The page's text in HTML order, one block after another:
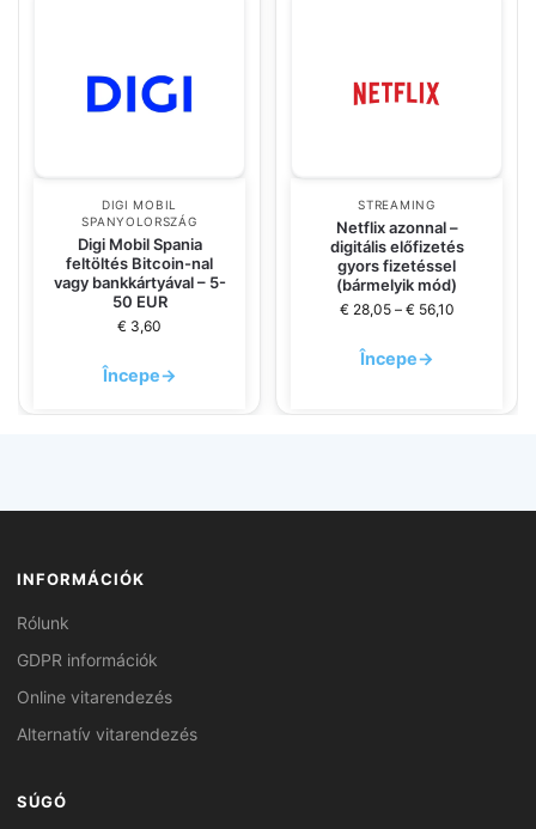
DIGI MOBIL
SPANYOLORSZÁG
Digi Mobil Spania
feltöltés Bitcoin-nal
vagy bankkártyával – 5-
50 EUR
€ 3,60
Începe→
STREAMING
Netflix azonnal –
digitális előfizetés
gyors fizetéssel
(bármelyik mód)
€ 28,05– € 56,10
Începe→
INFORMÁCIÓK
Rólunk
GDPR információk
Online vitarendezés
Alternatív vitarendezés
SÚGÓ